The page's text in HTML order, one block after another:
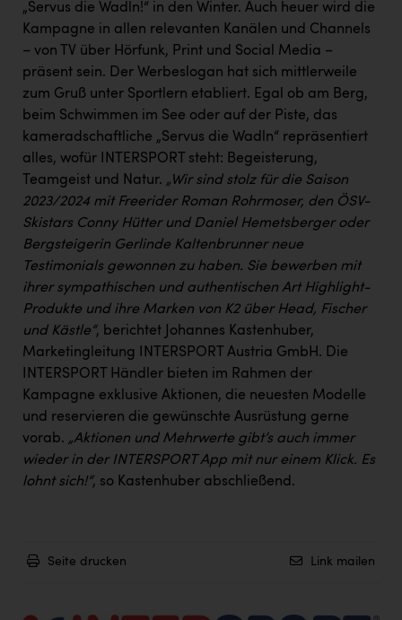
„Servus die Wadln!“ in den Winter. Auch heuer wird die
Kampagne in allen relevanten Kanälen und Channels
– von TV über Hörfunk, Print und Social Media –
präsent sein. Der Werbeslogan hat sich mittlerweile
zum Gruß unter Sportlern etabliert. Egal ob am Berg,
beim Schwimmen im See oder auf der Piste, das
kameradschaftliche „Servus die Wadln“ repräsentiert
alles, wofür INTERSPORT steht: Begeisterung,
Teamgeist und Natur. „Wir sind stolz für die Saison
2023/2024 mit Freerider Roman Rohrmoser, den ÖSV-
Skistars Conny Hütter und Daniel Hemetsberger oder
Bergsteigerin Gerlinde Kaltenbrunner neue
Testimonials gewonnen zu haben. Sie bewerben mit
ihrer sympathischen und authentischen Art Highlight-
Produkte und ihre Marken von K2 über Head, Fischer
und Kästle“, berichtet Johannes Kastenhuber,
Marketingleitung INTERSPORT Austria GmbH. Die
INTERSPORT Händler bieten im Rahmen der
Kampagne exklusive Aktionen, die neuesten Modelle
und reservieren die gewünschte Ausrüstung gerne
vorab. „Aktionen und Mehrwerte gibt’s auch immer
wieder in der INTERSPORT App mit nur einem Klick. Es
lohnt sich!“, so Kastenhuber abschließend.
Seite drucken Link mailen